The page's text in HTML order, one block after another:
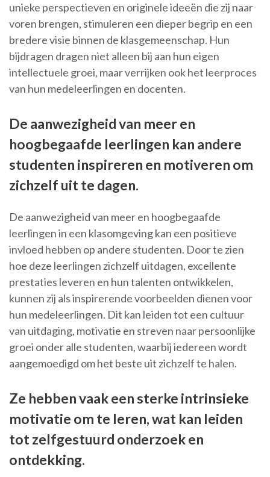
unieke perspectieven en originele ideeën die zij naar
voren brengen, stimuleren een dieper begrip en een
bredere visie binnen de klasgemeenschap. Hun
bijdragen dragen niet alleen bij aan hun eigen
intellectuele groei, maar verrijken ook het leerproces
van hun medeleerlingen en docenten.
De aanwezigheid van meer en
hoogbegaafde leerlingen kan andere
studenten inspireren en motiveren om
zichzelf uit te dagen.
De aanwezigheid van meer en hoogbegaafde
leerlingen in een klasomgeving kan een positieve
invloed hebben op andere studenten. Door te zien
hoe deze leerlingen zichzelf uitdagen, excellente
prestaties leveren en hun talenten ontwikkelen,
kunnen zij als inspirerende voorbeelden dienen voor
hun medeleerlingen. Dit kan leiden tot een cultuur
van uitdaging, motivatie en streven naar persoonlijke
groei onder alle studenten, waarbij iedereen wordt
aangemoedigd om het beste uit zichzelf te halen.
Ze hebben vaak een sterke intrinsieke
motivatie om te leren, wat kan leiden
tot zelfgestuurd onderzoek en
ontdekking.